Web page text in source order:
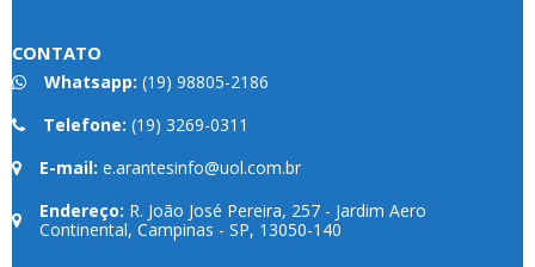
CONTATO
Whatsapp: (19) 98805-2186
Telefone: (19) 3269-0311
E-mail: e.arantesinfo@uol.com.br
Endereço: R. João José Pereira, 257 - Jardim Aero
Continental, Campinas - SP, 13050-140